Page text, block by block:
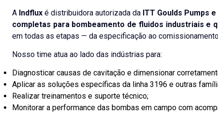
A Indfluxé distribuidora autorizada da ITT Goulds Pumps
completas para bombeamento de fluidos industriais e
em todas as etapas — da especificação ao
Nosso time atua ao lado das indústrias para:
Diagnosticar causas de cavitação e dimensionar
Aplicar as soluções específicas da linha 3196 e outras
Realizar treinamentos e suporte técnico;
Monitorar a performance das bombas em campo com